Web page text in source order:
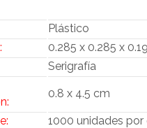
Plástico
0.285 x 0.285 x 0.19
Serigrafía
0.8 x 4.5 cm
1000 unidades por